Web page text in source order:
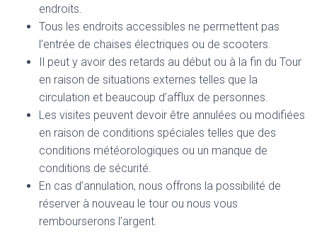
endroits.
Tous les endroits accessibles ne permettent pas
l’entrée de chaises électriques ou de scooters.
Il peut y avoir des retards au début ou à la fin du Tour
en raison de situations externes telles que la
circulation et beaucoup d’afflux de personnes.
Les visites peuvent devoir être annulées ou modifiées
en raison de conditions spéciales telles que des
conditions météorologiques ou un manque de
conditions de sécurité.
En cas d’annulation, nous offrons la possibilité de
réserver à nouveau le tour ou nous vous
rembourserons l’argent.